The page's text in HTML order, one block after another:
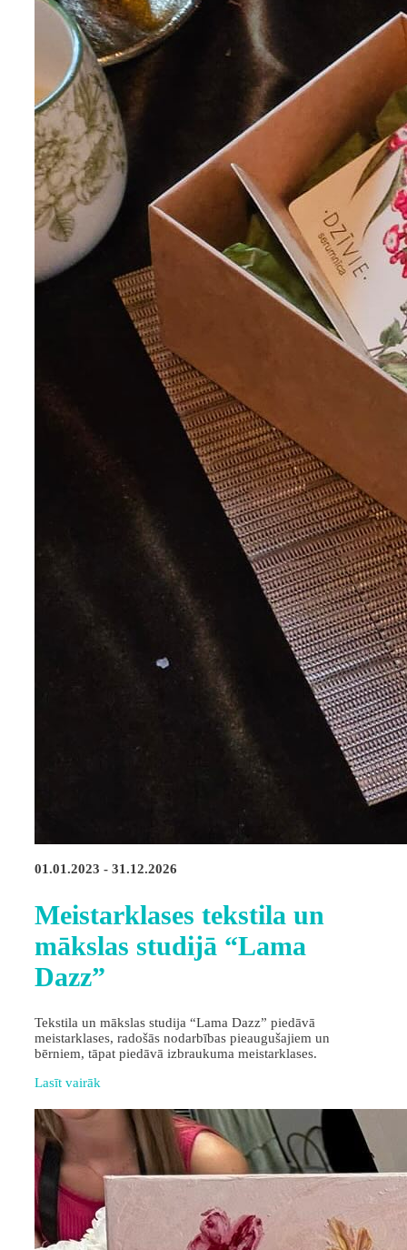
01.01.2023 - 31.12.2026
Meistarklases tekstila un
mākslas studijā “Lama
Dazz”
Tekstila un mākslas studija “Lama Dazz” piedāvā
meistarklases, radošās nodarbības pieaugušajiem un
bērniem, tāpat piedāvā izbraukuma meistarklases.
Lasīt vairāk